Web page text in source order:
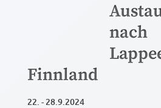
nach
Finnland
22. - 28.9.2024